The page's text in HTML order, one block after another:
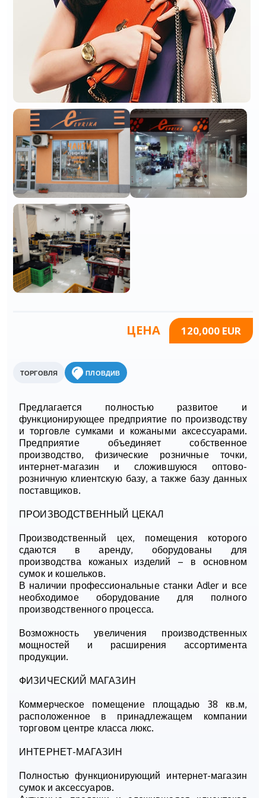
ЦЕНА 120,000 EUR
ТОРГОВЛЯ ПЛОВДИВ
Предлагается полностью развитое и
функционирующее предприятие по производству
и торговле сумками и кожаными аксессуарами.
Предприятие объединяет собственное
производство, физические розничные точки,
интернет-магазин и сложившуюся оптово-
розничную клиентскую базу, а также базу данных
поставщиков.
ПРОИЗВОДСТВЕННЫЙ ЦЕКАЛ
Производственный цех, помещения которого
сдаются в аренду, оборудованы для
производства кожаных изделий – в основном
сумок и кошельков.
В наличии профессиональные станки Adler и все
необходимое оборудование для полного
производственного процесса.
Возможность увеличения производственных
мощностей и расширения ассортимента
продукции.
ФИЗИЧЕСКИЙ МАГАЗИН
Коммерческое помещение площадью 38 кв.м,
расположенное в принадлежащем компании
торговом центре класса люкс.
ИНТЕРНЕТ-МАГАЗИН
Полностью функционирующий интернет-магазин
сумок и аксессуаров.